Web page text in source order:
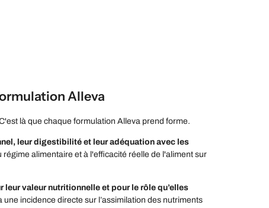
Alleva
là que chaque formulation Alleva prend forme.
leur digestibilité et leur adéquation avec les
alimentaire et à l'efficacité réelle de l'aliment sur
leur valeur nutritionnelle et pour le rôle qu’elles
une incidence directe sur l’assimilation des nutriments